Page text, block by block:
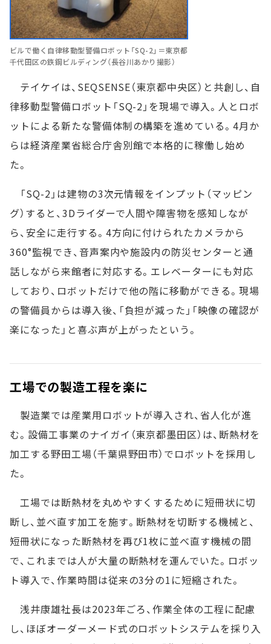
ビルで働く自律移動型警備ロボット「SQ-2」＝東京都
千代田区の鉃鋼ビルディング（長谷川あかり撮影）
テイケイは、SEQSENSE（東京都中央区）と共創し、自
律移動型警備ロボット「SQ-2」を現場で導入。人とロボ
ットによる新たな警備体制の構築を進めている。4月か
らは経済産業省総合庁舎別館で本格的に稼働し始め
た。
「SQ-2」は建物の3次元情報をインプット（マッピン
グ）すると、3Dライダーで人間や障害物を感知しなが
ら、安全に走行する。4方向に付けられたカメラから
360°監視でき、音声案内や施設内の防災センターと通
話しながら来館者に対応する。エレベーターにも対応
しており、ロボットだけで他の階に移動ができる。現場
の警備員からは導入後、「負担が減った」「映像の確認が
楽になった」と喜ぶ声が上がったという。
工場での製造工程を楽に
製造業では産業用ロボットが導入され、省人化が進
む。設備工事業のナイガイ（東京都墨田区）は、断熱材を
加工する野田工場（千葉県野田市）でロボットを採用し
た。
工場では断熱材を丸めやすくするために短冊状に切
断し、並べ直す加工を施す。断熱材を切断する機械と、
短冊状になった断熱材を再び1枚に並べ直す機械の間
で、これまでは人が大量の断熱材を運んでいた。ロボッ
ト導入で、作業時間は従来の3分の1に短縮された。
浅井康雄社長は2023年ごろ、作業全体の工程に配慮
し、ほぼオーダーメード式のロボットシステムを採り入